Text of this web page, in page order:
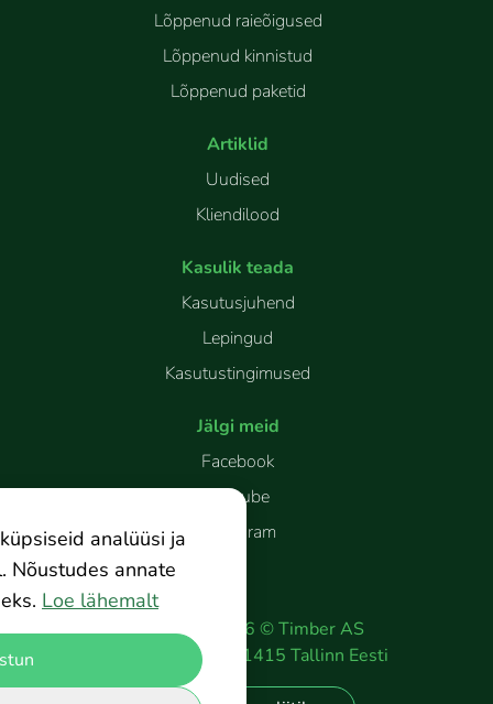
analüüsi ja
Nõustudes annate
Loe lähemalt
Lõppenud raieõigused
Lõppenud kinnistud
Lõppenud paketid
Artiklid
Uudised
Kliendilood
Kasulik teada
Kasutusjuhend
Lepingud
Kasutustingimused
Jälgi meid
Facebook
Youtube
Instagram
Copyright 2026 ©Timber AS
Peterburi tee 2
11415 Tallinn Eesti